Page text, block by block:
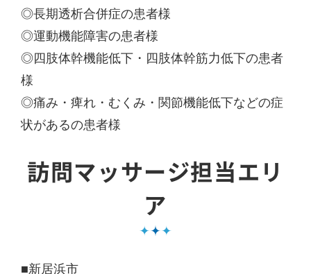
◎長期透析合併症の患者様
◎運動機能障害の患者様
◎四肢体幹機能低下・四肢体幹筋力低下の患者
様
◎痛み・痺れ・むくみ・関節機能低下などの症
状があるの患者様
訪問マッサージ担当エリ
ア
■新居浜市